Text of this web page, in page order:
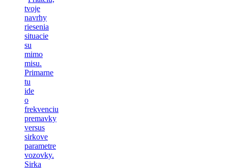
tvoje
navrhy
riesenia
situacie
su
mimo
misu.
Primarne
tu
ide
o
frekvenciu
premavky
versus
sirkove
parametre
vozovky.
Sirka